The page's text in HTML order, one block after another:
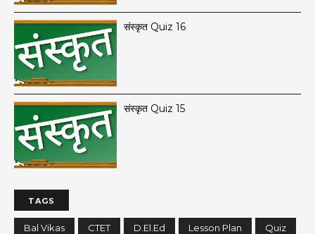
संस्कृत Quiz 16
संस्कृत Quiz 15
TAGS
Bal Vikas CTET D.El.Ed Lesson Plan Quiz